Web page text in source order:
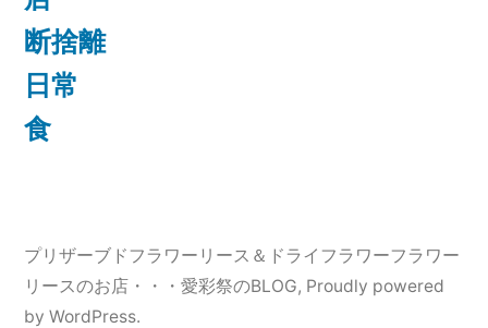
断捨離
日常
食
プリザーブドフラワーリース＆ドライフラワーフラワー
リースのお店・・・愛彩祭のBLOG, Proudly powered
by WordPress.